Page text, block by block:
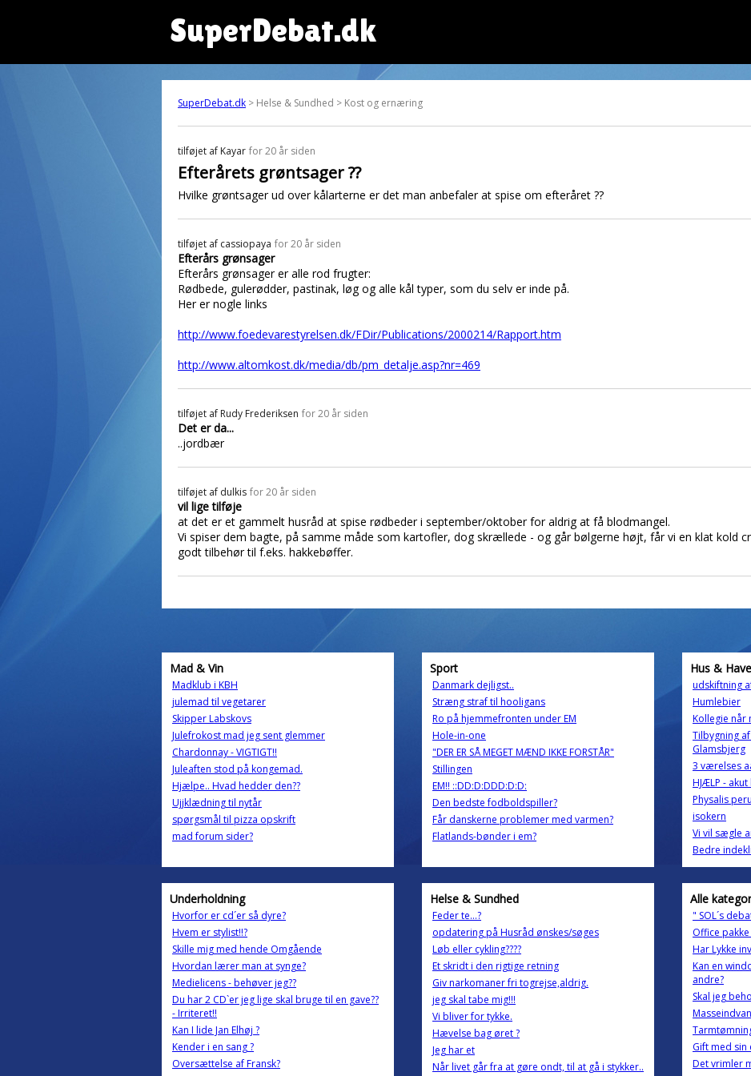
SuperDebat.dk
SuperDebat.dk > Helse & Sundhed > Kost og ernæring
tilføjet af Kayar for 20 år siden
Efterårets grøntsager ??
Hvilke grøntsager ud over kålarterne er det man anbefaler at spise om efteråret ??
tilføjet af cassiopaya for 20 år siden
Efterårs grønsager
Efterårs grønsager er alle rod frugter:
Rødbede, gulerødder, pastinak, løg og alle kål typer, som du selv er inde på.
Her er nogle links
http://www.foedevarestyrelsen.dk/FDir/Publications/2000214/Rapport.htm
http://www.altomkost.dk/media/db/pm_detalje.asp?nr=469
tilføjet af Rudy Frederiksen for 20 år siden
Det er da...
..jordbær
tilføjet af dulkis for 20 år siden
vil lige tilføje
at det er et gammelt husråd at spise rødbeder i september/oktober for aldrig at få blodmangel.
Vi spiser dem bagte, på samme måde som kartofler, dog skrællede - og går bølgerne højt, får vi en klat kold
godt tilbehør til f.eks. hakkebøffer.
Mad & Vin
Madklub i KBH
julemad til vegetarer
Skipper Labskovs
Julefrokost mad jeg sent glemmer
Chardonnay - VIGTIGT!!
Juleaften stod på kongemad.
Hjælpe.. Hvad hedder den??
Ujjklædning til nytår
spørgsmål til pizza opskrift
mad forum sider?
Sport
Danmark dejligst..
Stræng straf til hooligans
Ro på hjemmefronten under EM
Hole-in-one
"DER ER SÅ MEGET MÆND IKKE FORSTÅR"
Stillingen
EM!! ::DD:D:DDD:D:D:
Den bedste fodboldspiller?
Får danskerne problemer med varmen?
Flatlands-bønder i em?
Hus & Have
udskiftning
Humlebier
Kollegie når
Tilbygning
Glamsbjerg
3 værelses
HJÆLP -
Physalis
isokern
Vi vil sægle
Bedre
Underholdning
Hvorfor er cd´er så dyre?
Hvem er stylist!!?
Skille mig med hende Omgående
Hvordan lærer man at synge?
Medielicens - behøver jeg??
Du har 2 CD`er jeg lige skal bruge til en gave??
- Irriteret!!
Kan I lide Jan Elhøj ?
Kender i en sang ?
Oversættelse af Fransk?
Helse & Sundhed
Feder te...?
opdatering på Husråd ønskes/søges
Løb eller cykling????
Et skridt i den rigtige retning
Giv narkomaner fri togrejse,aldrig.
jeg skal tabe mig!!!
Vi bliver for tykke.
Hævelse bag øret ?
Jeg har et
Når livet går fra at gøre ondt, til at gå i stykker..
Alle
" SOL´s
Office
Har Lykke
Kan en
andre?
Skal jeg
Gift med sin
Det vrimler